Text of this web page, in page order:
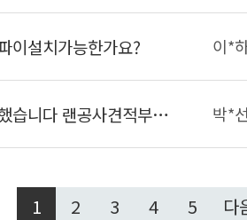
이설치가능한가요? 이*
오늘이사했습니다 랜공사견적부탁드려요 박*
1 2 3 4 5 다